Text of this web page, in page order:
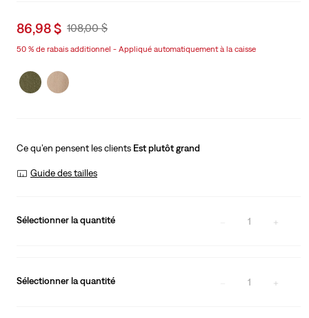
Sale
is
86,98 $ Original
108,00 $
50 % de rabais additionnel - Appliqué automatiquement à la caisse
Ce qu’en pensent les clients Est plutôt grand
Guide des tailles
Sélectionner la quantité 1
Sélectionner la quantité 1